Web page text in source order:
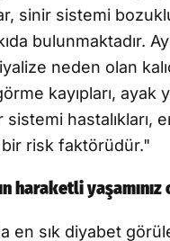
sinir sistemi
bulunmaktadır.
neden olan
kayıpları, ayak
sistemi hastalıkları,
risk faktörüdür."
haraketli
en sık diyabet